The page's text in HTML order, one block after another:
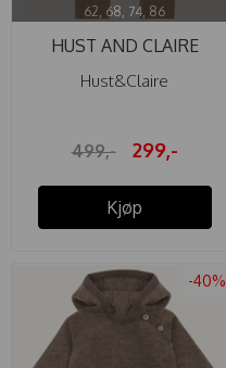
62, 68, 74, 86
HUST AND CLAIRE
HELDRESS ...
Hust&Claire
499,- 299,-
Kjøp
-40%